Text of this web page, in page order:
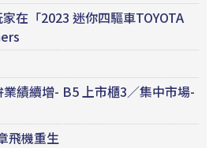
在「2023 迷你四驅車TOYOTA
業績續增- B5 上市櫃3／集中市場-
飛機重生